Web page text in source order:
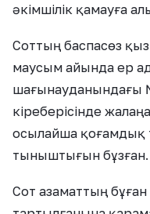
әкімшілік қамауға
Соттың баспасөз
маусым айында ер
шағынауданындағы
кіреберісінде
осылайша қоғамдық
тыныштығын бұзған.
Сот азаматтың бұған